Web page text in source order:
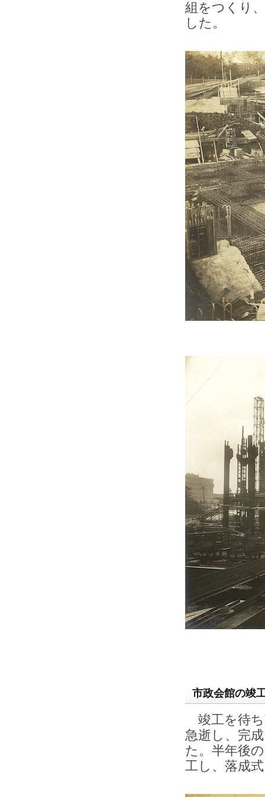
組をつくり
した。
市政会館の竣
竣工を待ち
急逝し、完
た。半年後
工し、落成